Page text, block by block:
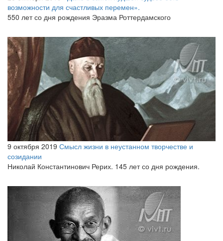
возможности для счастливых перемен».
550 лет со дня рождения Эразма Роттердамского
9 октября 2019 Смысл жизни в неустанном творчестве и
созидании
Николай Константинович Рерих. 145 лет со дня рождения.